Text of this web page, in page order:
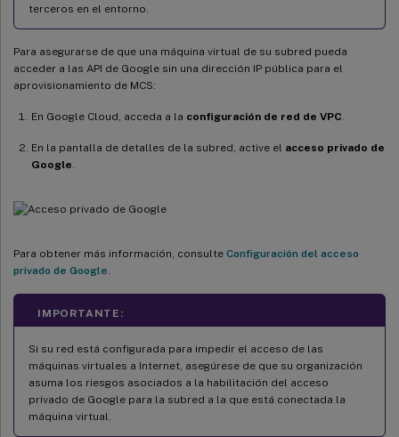
terceros en el entorno.
Para asegurarse de que una máquina virtual de su subred pueda
acceder a las API de Google sin una dirección IP pública para el
aprovisionamiento de MCS:
En Google Cloud, acceda a la configuración de red de VPC
En la pantalla de detalles de la subred, active el acceso privado de
Google
Para obtener más información, consulte Configuración del acceso
privado de Google
IMPORTANTE:
Si su red está configurada para impedir el acceso de las
máquinas virtuales a Internet, asegúrese de que su organización
asuma los riesgos asociados a la habilitación del acceso
privado de Google para la subred a la que está conectada la
máquina virtual.